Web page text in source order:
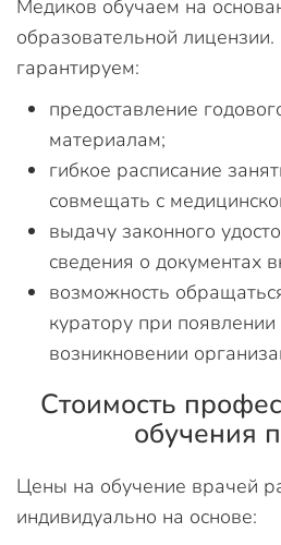
Медиков обучаем на
образовательной
гарантируем:
предоставление
материалам;
гибкое расписание
совмещать с
выдачу законного
сведения о
возможность
куратору при
возникновении
Стоимость
обучения
Цены на обучение врачей
индивидуально на основе: